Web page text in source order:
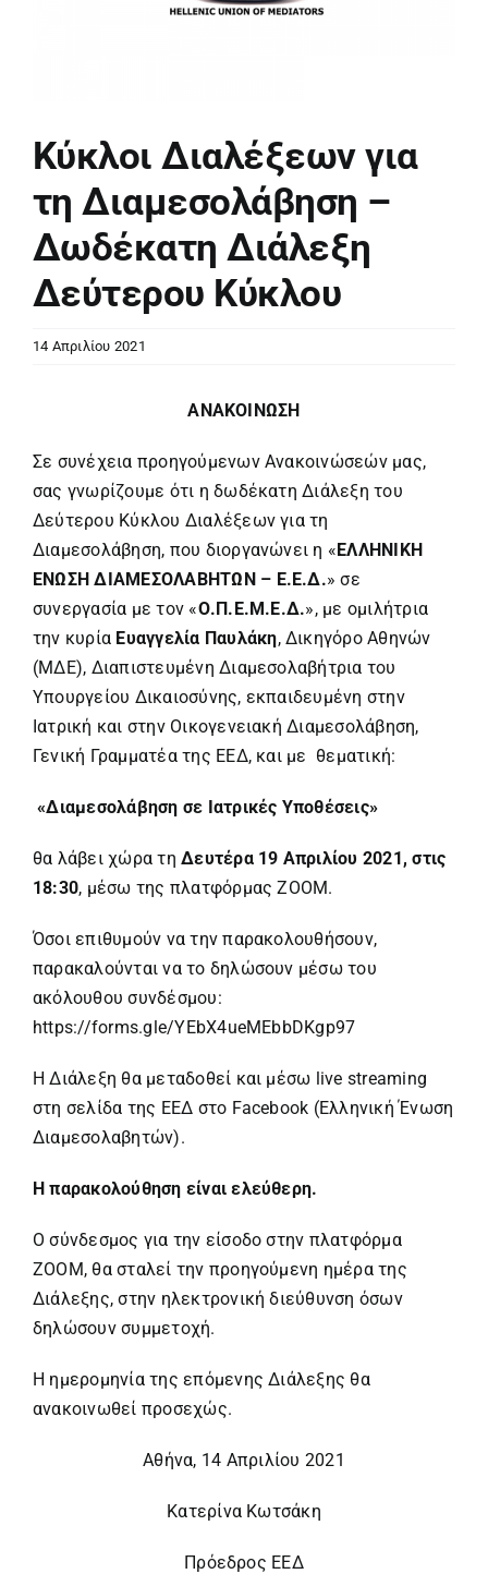
Κύκλοι Διαλέξεων για
τη Διαμεσολάβηση –
Δωδέκατη Διάλεξη
Δεύτερου Κύκλου
14 Απριλίου 2021
ΑΝΑΚΟΙΝΩΣΗ
Σε συνέχεια προηγούμενων Ανακοινώσεών μας,
σας γνωρίζουμε ότι η δωδέκατη Διάλεξη του
Δεύτερου Κύκλου Διαλέξεων για τη
Διαμεσολάβηση, που διοργανώνει η «ΕΛΛΗΝΙΚΗ
ΕΝΩΣΗ ΔΙΑΜΕΣΟΛΑΒΗΤΩΝ – Ε.Ε.Δ.» σε
συνεργασία με τον «Ο.Π.Ε.Μ.Ε.Δ.», με ομιλήτρια
την κυρία Ευαγγελία Παυλάκη, Δικηγόρο Αθηνών
(ΜΔΕ), Διαπιστευμένη Διαμεσολαβήτρια του
Υπουργείου Δικαιοσύνης, εκπαιδευμένη στην
Ιατρική και στην Οικογενειακή Διαμεσολάβηση,
Γενική Γραμματέα της ΕΕΔ, και με θεματική:
«Διαμεσολάβηση σε Ιατρικές Υποθέσεις»
θα λάβει χώρα τηΔευτέρα 19 Απριλίου 2021, στις
18:30, μέσω της πλατφόρμας ZOOM.
Όσοι επιθυμούν να την παρακολουθήσουν,
παρακαλούνται να το δηλώσουν μέσω του
ακόλουθου συνδέσμου:
https://forms.gle/YEbX4ueMEbbDKgp97
Η Διάλεξη θα μεταδοθεί και μέσω live streaming
στη σελίδα της ΕΕΔ στο Facebook (Ελληνική Ένωση
Διαμεσολαβητών).
Η παρακολούθηση είναι ελεύθερη.
Ο σύνδεσμος για την είσοδο στην πλατφόρμα
ZOOM, θα σταλεί την προηγούμενη ημέρα της
Διάλεξης, στην ηλεκτρονική διεύθυνση όσων
δηλώσουν συμμετοχή.
Η ημερομηνία της επόμενης Διάλεξης θα
ανακοινωθεί προσεχώς.
Αθήνα, 14 Απριλίου 2021
Κατερίνα Κωτσάκη
Πρόεδρος ΕΕΔ